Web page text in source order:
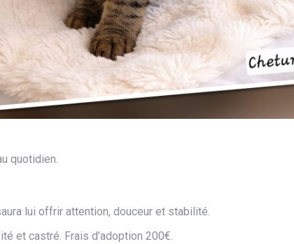
quotidien.
lui offrir attention, douceur et stabilité.
et castré. Frais d’adoption 200€.